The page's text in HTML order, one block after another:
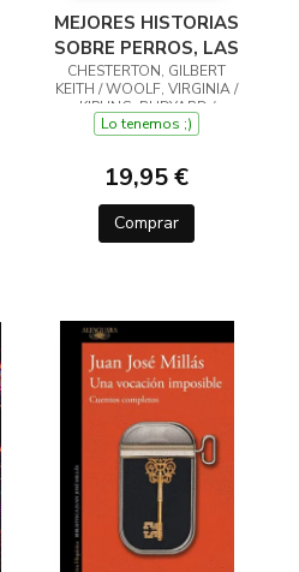
MEJORES HISTORIAS
SOBRE PERROS, LAS
CHESTERTON, GILBERT
KEITH / WOOLF, VIRGINIA /
KIPLING, RUDYARD /
LONDON, JACK
Lo tenemos ;)
19,95 €
Comprar